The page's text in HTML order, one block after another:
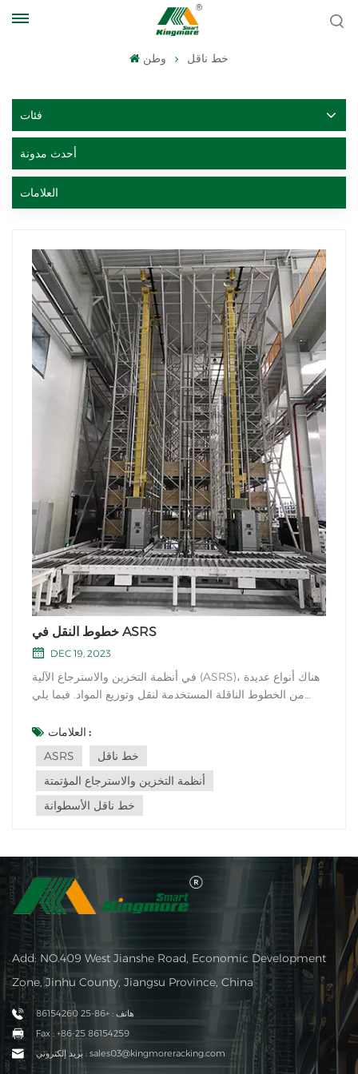
وطن خط ناقل
فئات
أحدث مدونة
العلامات
خطوط النقل في ASRS
DEC 19, 2023
في أنظمة التخزين والاسترجاع الآلية (ASRS)، هناك أنواع عديدة
من الخطوط الناقلة المستخدمة لنقل وتوزيع المواد. فيما يلي
الناقل المتسلسل المواد من مكان إلى آخر من خلال سلسلة من
العلامات :
ASRS
خط ناقل
أنظمة التخزين والاسترجاع المؤتمتة
خط ناقل الأسطوانة
Add: NO.409 West Jianshe Road, Economic Development
Zone, Jinhu County, Jiangsu Province, China
هاتف : +86-25 86154260
Fax : +86-25 86154259
بريد إلكتروني : sales03@kingmoreracking.com